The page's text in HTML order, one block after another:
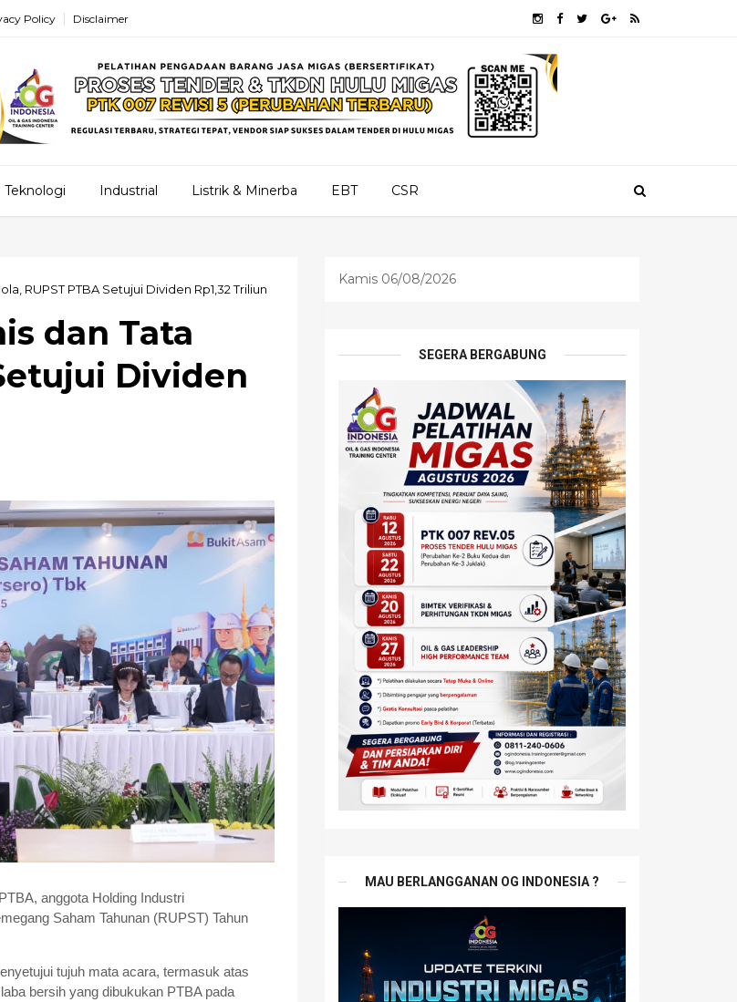
Policy Disclaimer
Teknologi Industrial Listrik & Minerba EBT CSR
RUPST PTBA Setujui Dividen Rp1,32 Triliun
dan Tata
Dividen
anggota Holding Industri
Saham Tahunan (RUPST) Tahun
tujuh mata acara, termasuk atas
bersih yang dibukukan PTBA pada
Kamis 06/08/2026
SEGERA BERGABUNG
MAU BERLANGGANAN OG INDONESIA ?